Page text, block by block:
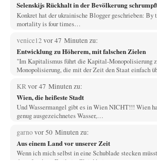
Selenskijs Rückhalt in der Bevölkerung
Konkret hat der ukrainische Blogger geschrieben: By
mortality is four times…
venice12vor 47 Minuten zu:
Entwicklung zu Höherem, mit falschen Zielen
"Im Kapitalismus führt die Kapital-Monopolisierung
Monopolisierung, die mit der Zeit den Staat einfach
KRvor 47 Minuten zu:
Wien, die heißeste Stadt
Und Wassermangel gibt es in Wien NICHT!!! Wien
genug ausgezeichnetes Wasser,…
garnovor 50 Minuten zu:
Aus einem Land vor unserer Zeit
Wenn ich mich selbst in eine Schublade stecken
darauf stehen: Freiheit, Gleichheit,…